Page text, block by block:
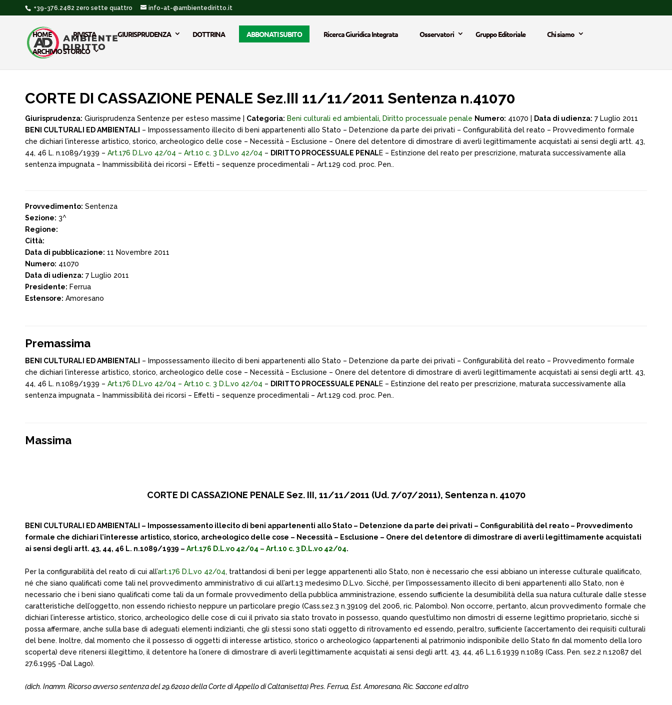
+39-376.2482 zero sette quattro info-at-@ambientediritto.it
HOME RIVISTA GIURISPRUDENZA DOTTRINA ABBONATI SUBITO Ricerca Giuridica Integrata Osservatori Gruppo Editoriale
Chi siamo
ARCHIVIO STORICO
CORTE DI CASSAZIONE PENALE Sez.III 11/11/2011 Sentenza n.41070
Giurisprudenza: Giurisprudenza Sentenze per esteso massime | Categoria: Beni culturali ed ambientali, Diritto processuale penale Numero: 41070 | Data di udienza: 7 Luglio 2011
BENI CULTURALI ED AMBIENTALI
– Impossessamento illecito di beni appartenenti allo Stato – Detenzione da parte dei privati – Configurabilità del reato – Provvedimento formale
che dichiari l’interesse artistico, storico, archeologico delle cose – Necessità – Esclusione – Onere del detentore di dimostrare di averli legittimamente acquistati ai sensi degli artt. 43,
44, 46 L. n.1089/1939 – Art.176 D.L.vo 42/04 – Art.10 c. 3 D.L.vo 42/04 – DIRITTO PROCESSUALE PENALE – Estinzione del reato per prescrizione, maturata successivamente alla
sentenza impugnata – Inammissibilità dei ricorsi – Effetti – sequenze procedimentali – Art.129 cod. proc. Pen..
Provvedimento: Sentenza
Sezione: 3^
Regione:
Città:
Data di pubblicazione: 11 Novembre 2011
Numero: 41070
Data di udienza: 7 Luglio 2011
Presidente: Ferrua
Estensore: Amoresano
Premassima
BENI CULTURALI ED AMBIENTALI
– Impossessamento illecito di beni appartenenti allo Stato – Detenzione da parte dei privati – Configurabilità del reato – Provvedimento formale
che dichiari l’interesse artistico, storico, archeologico delle cose – Necessità – Esclusione – Onere del detentore di dimostrare di averli legittimamente acquistati ai sensi degli artt. 43,
44, 46 L. n.1089/1939 – Art.176 D.L.vo 42/04 – Art.10 c. 3 D.L.vo 42/04 – DIRITTO PROCESSUALE PENALE – Estinzione del reato per prescrizione, maturata successivamente alla
sentenza impugnata – Inammissibilità dei ricorsi – Effetti – sequenze procedimentali – Art.129 cod. proc. Pen..
Massima
CORTE DI CASSAZIONE PENALE Sez. III, 11/11/2011 (Ud. 7/07/2011), Sentenza n. 41070
BENI CULTURALI ED AMBIENTALI – Impossessamento illecito di beni appartenenti allo Stato – Detenzione da parte dei privati – Configurabilità del reato – Provvedimento
formale che dichiari l’interesse artistico, storico, archeologico delle cose – Necessità – Esclusione – Onere del detentore di dimostrare di averli legittimamente acquistati
ai sensi degli artt. 43, 44, 46 L. n.1089/1939 – Art.176 D.L.vo 42/04 – Art.10 c. 3 D.L.vo 42/04.
Per la configurabilità del reato di cui all’art.176 D.L.vo 42/04, trattandosi di beni per legge appartenenti allo Stato, non è necessario che essi abbiano un interesse culturale qualificato,
né che siano qualificati come tali nel provvedimento amministrativo di cui all’art.13 medesimo D.L.vo. Sicché, per l’impossessamento illecito di beni appartenenti allo Stato, non è
necessario che i beni siano qualificati come tali da un formale provvedimento della pubblica amministrazione, essendo sufficiente la desumibilità della sua natura culturale dalle stesse
caratteristiche dell’oggetto, non essendo richiesto neppure un particolare pregio (Cass.sez.3 n.39109 del 2006, ric. Palombo). Non occorre, pertanto, alcun provvedimento formale che
dichiari l’interesse artistico, storico, archeologico delle cose di cui il privato sia stato trovato in possesso, quando quest’ultimo non dimostri di esserne legittimo proprietario, sicchè si
possa affermare, anche sulla base di adeguati elementi indizianti, che gli stessi sono stati oggetto di ritrovamento ed essendo, peraltro, sufficiente l’accertamento dei requisiti culturali
del bene. Inoltre, dal momento che il possesso di oggetti di interesse artistico, storico o archeologico (appartenenti al patrimonio indisponibile dello Stato fin dal momento della loro
scoperta) deve ritenersi illegittimo, il detentore ha l’onere di dimostrare di averli legittimamente acquistati ai sensi degli artt. 43, 44, 46 L.1.6.1939 n.1089 (Cass. Pen. sez.2 n.12087 del
27.6.1995 -Dal Lago).
(dich. Inamm. Ricorso avverso sentenza del 29.62010 della Corte di Appello di Caltanisetta) Pres. Ferrua, Est. Amoresano, Ric. Saccone ed altro